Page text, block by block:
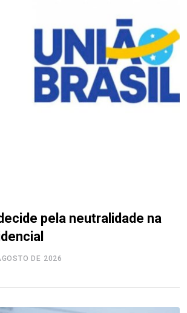
pela neutralidade na
DE 2026